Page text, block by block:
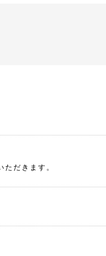
だきます。